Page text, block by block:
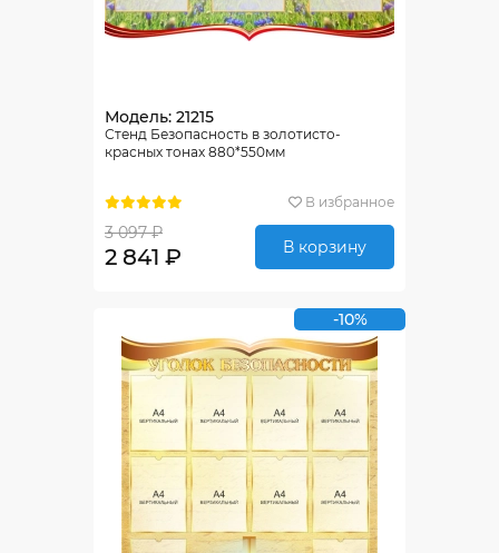
Модель: 21215
Стенд Безопасность в золотисто-
красных тонах 880*550мм
В избранное
3 097 ₽
2 841 ₽ В корзину
-10%